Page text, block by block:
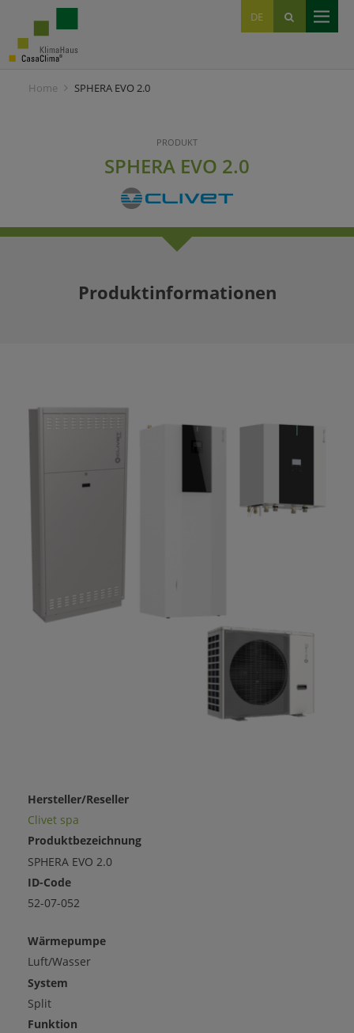
DE
IT
EN
Home SPHERA EVO 2.0
PRODUKT
SPHERA EVO 2.0
Produktinformationen
Hersteller/Reseller
Clivet spa
Produktbezeichnung
SPHERA EVO 2.0
ID-Code
52-07-052
Wärmepumpe
Luft/Wasser
System
Split
Funktion